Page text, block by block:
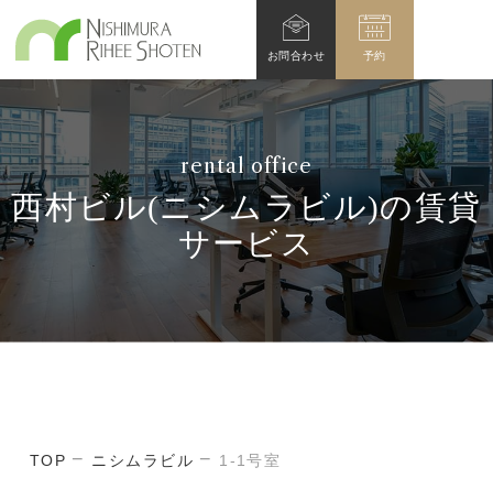
お問合わせ 予約
西村ビル(ニシムラビル)の賃貸
サービス
rental office
TOP ニシムラビル 1-1号室